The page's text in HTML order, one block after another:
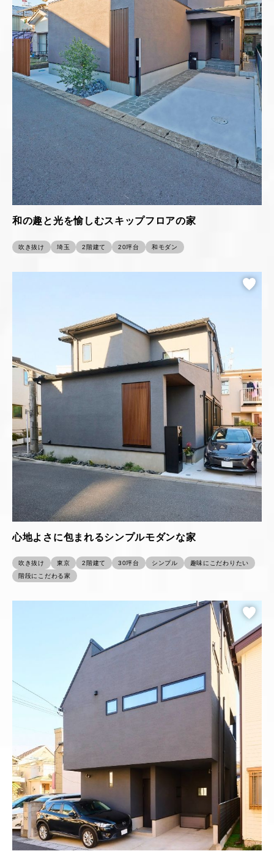
和の趣と光を愉しむスキップフロアの家
吹き抜け 埼玉 2階建て 20坪台 和モダン
心地よさに包まれるシンプルモダンな家
吹き抜け 東京 2階建て 30坪台 シンプル
趣味にこだわりたい
階段にこだわる家